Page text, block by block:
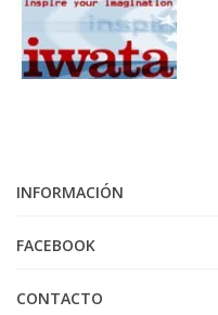
INFORMACIÓN
FACEBOOK
CONTACTO